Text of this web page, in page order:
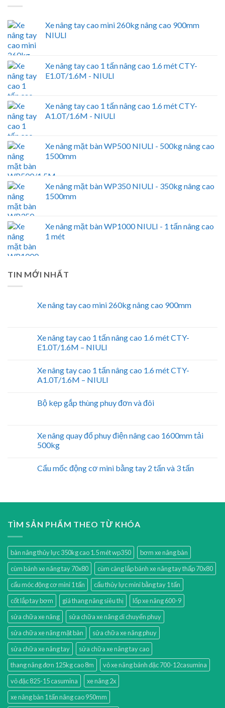
Xe nâng tay cao mini 260kg nâng cao 900mm
NIULI
Xe nâng tay cao 1 tấn nâng cao 1.6 mét CTY-
E1.0T/1.6M - NIULI
Xe nâng tay cao 1 tấn nâng cao 1.6 mét CTY-
A1.0T/1.6M - NIULI
Xe nâng mặt bàn WP500 NIULI - 500kg nâng cao
1500mm
Xe nâng mặt bàn WP350 NIULI - 350kg nâng cao
1500mm
Xe nâng mặt bàn WP1000 NIULI - 1 tấn nâng cao
1 mét
TIN MỚI NHẤT
Xe nâng tay cao mini 260kg nâng cao 900mm
Xe nâng tay cao 1 tấn nâng cao 1.6 mét CTY-
E1.0T/1.6M – NIULI
Xe nâng tay cao 1 tấn nâng cao 1.6 mét CTY-
A1.0T/1.6M – NIULI
Bộ kẹp gắp thùng phuy đơn và đôi
Xe nâng quay đổ phuy điện nâng cao 1600mm tải
500kg
Cẩu mốc động cơ mini bằng tay 2 tấn và 3 tấn
TÌM SẢN PHẨM THEO TỪ KHÓA
bàn nâng thủy lực 350kg cao 1.5 mét wp350
bơm xe nâng bàn
cùm bánh xe nâng tay 70x80
cùm càng lắp bánh xe nâng tay thấp 70x80
cẩu móc động cơ mini 1 tấn
cẩu thủy lực mini bằng tay 1 tấn
cốt lắp tay bơm
giá thang nâng siêu thị
lốp xe nâng 600-9
sửa chữa xe nâng
sửa chữa xe nâng di chuyển phuy
sửa chữa xe nâng mặt bàn
sửa chữa xe nâng phuy
sửa chữa xe nâng tay
sửa chữa xe nâng tay cao
thang nâng đơn 125kg cao 8m
vỏ xe nâng bánh đặc 700-12casumina
vỏ đặc 825-15 casumina
xe nâng 2x
xe nâng bàn 1 tấn nâng cao 950mm